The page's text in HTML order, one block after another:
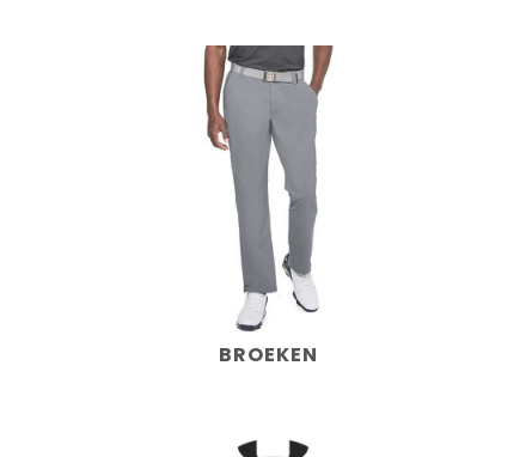
BROEKEN